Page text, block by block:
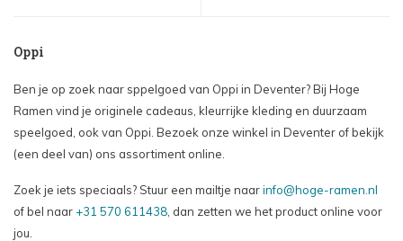
Oppi
Ben je op zoek naar sppelgoed van Oppi in Deventer? Bij Hoge
Ramen vind je originele cadeaus, kleurrijke kleding en duurzaam
speelgoed, ook van Oppi. Bezoek onze winkel in Deventer of bekijk
(een deel van) ons assortiment online.
Zoek je iets speciaals? Stuur een mailtje naarinfo@hoge-ramen.nl
of bel naar +31 570 611438 , dan zetten we het product online voor
jou.